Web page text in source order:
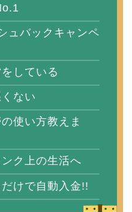
ュバックキャンペ
している
ない
使い方教えま
ク上の生活へ
けで自動入金!!